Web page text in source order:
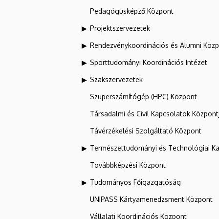
Pedagógusképző Központ
Projektszervezetek
Rendezvénykoordinációs és Alumni
Sporttudományi Koordinációs Intézet
Szakszervezetek
Szuperszámítógép (HPC) Központ
Társadalmi és Civil Kapcsolatok
Távérzékelési Szolgáltató Központ
Természettudományi és Technológiai
Továbbképzési Központ
Tudományos Főigazgatóság
UNIPASS Kártyamenedzsment Központ
Vállalati Koordinációs Központ